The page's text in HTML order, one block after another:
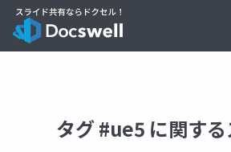
タグ #ue5 に関す